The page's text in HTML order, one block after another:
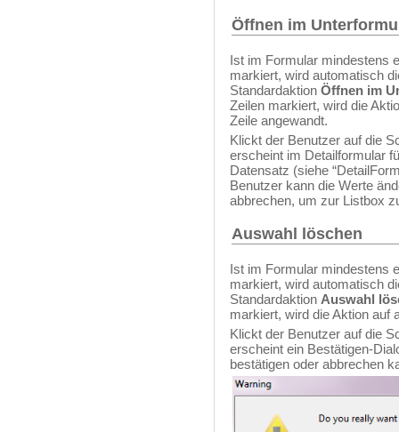
Öffnen im
Ist im Formular mindestens
markiert, wird automatisch
Standardaktion Öffnen im
Zeilen markiert, wird die
Zeile angewandt.
Klickt der Benutzer auf die
erscheint im Detailformular
Datensatz (siehe
Benutzer kann die Werte
abbrechen, um zur Listbox
Auswahl löschen
Ist im Formular mindestens
markiert, wird automatisch
Standardaktion Auswahl
markiert, wird die Aktion auf
Klickt der Benutzer auf die
erscheint ein Bestätigen-
bestätigen oder abbrechen